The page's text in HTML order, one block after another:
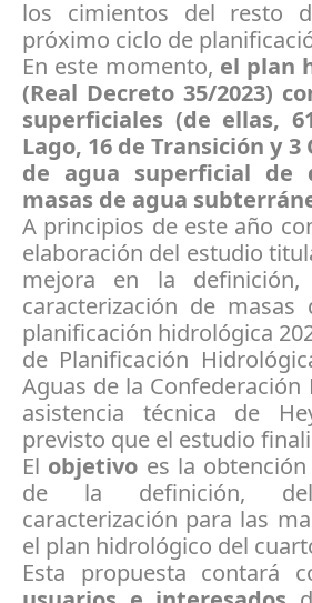
los cimientos del resto
próximo ciclo de
En este momento, el plan
(Real Decreto 35/2023)
superficiales (de ellas,
Lago, 16 de Transición y
de agua superficial de
masas de agua
A principios de este año
elaboración del estudio
mejora en la definición,
caracterización de
planificación hidrológica
de Planificación
Aguas de la
asistencia técnica de
previsto que el estudio
El objetivo es la
de la definición,
caracterización para las
el plan hidrológico del
Esta propuesta contará